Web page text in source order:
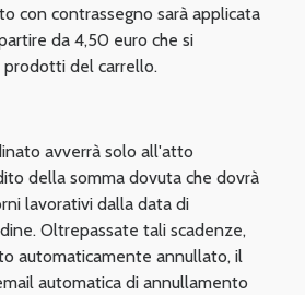
con contrassegno sarà applicata
da 4,50 euro che si
del carrello.
avverrà solo all'atto
della somma dovuta che dovrà
lavorativi dalla data di
Oltrepassate tali scadenze,
automaticamente annullato, il
automatica di annullamento